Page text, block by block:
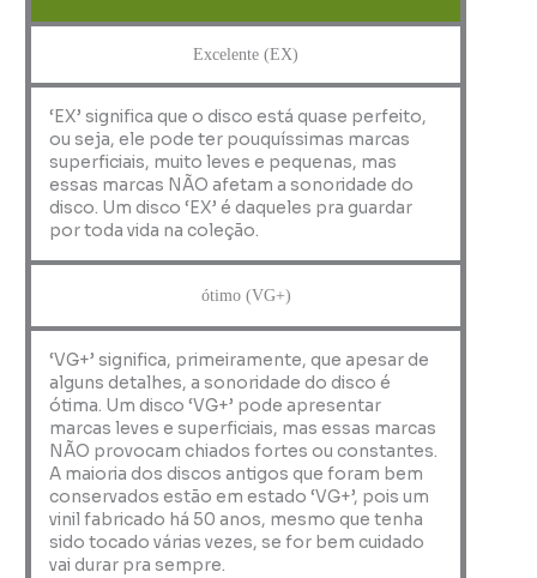
Excelente (EX)
‘EX’ significa que o disco está quase perfeito,
ou seja, ele pode ter pouquíssimas marcas
superficiais, muito leves e pequenas, mas
essas marcas NÃO afetam a sonoridade do
disco. Um disco ‘EX’ é daqueles pra guardar
por toda vida na coleção.
ótimo (VG+)
‘VG+’ significa, primeiramente, que apesar de
alguns detalhes, a sonoridade do disco é
ótima. Um disco ‘VG+’ pode apresentar
marcas leves e superficiais, mas essas marcas
NÃO provocam chiados fortes ou constantes.
A maioria dos discos antigos que foram bem
conservados estão em estado ‘VG+’, pois um
vinil fabricado há 50 anos, mesmo que tenha
sido tocado várias vezes, se for bem cuidado
vai durar pra sempre.